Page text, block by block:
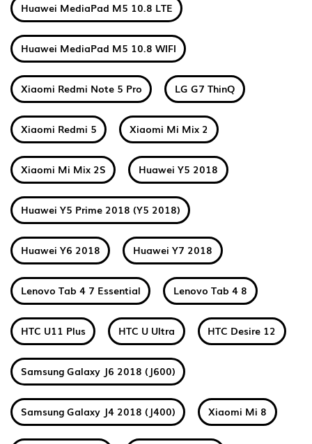
Huawei MediaPad M5 10.8 LTE
Huawei MediaPad M5 10.8 WIFI
Xiaomi Redmi Note 5 Pro LG G7 ThinQ
Xiaomi Redmi 5 Xiaomi Mi Mix 2
Xiaomi Mi Mix 2S Huawei Y5 2018
Huawei Y5 Prime 2018 (Y5 2018)
Huawei Y6 2018 Huawei Y7 2018
Lenovo Tab 4 7 Essential Lenovo Tab 4 8
HTC U11 Plus HTC U Ultra HTC Desire 12
Samsung Galaxy J6 2018 (J600)
Samsung Galaxy J4 2018 (J400) Xiaomi Mi 8